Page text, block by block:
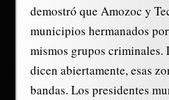
demostró que Amozoc y
municipios hermanados
mismos grupos criminales.
dicen abiertamente, esas
bandas. Los presidentes